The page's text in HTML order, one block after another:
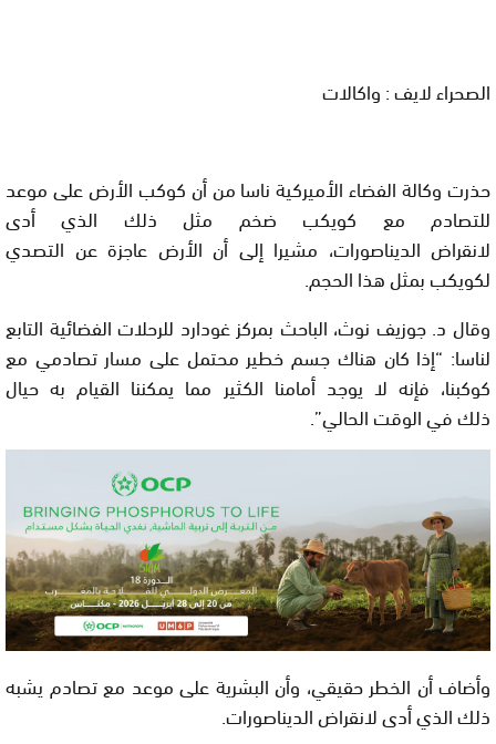
الصحراء لايف : واكالات
حذرت وكالة الفضاء الأميركية ناسا من أن كوكب الأرض على موعد
للتصادم مع كويكب ضخم مثل ذلك الذي أدى
لانقراض الديناصورات، مشيرا إلى أن الأرض عاجزة عن التصدي
لكويكب بمثل هذا الحجم.
وقال د. جوزيف نوث، الباحث بمركز غودارد للرحلات الفضائية التابع
لناسا: “إذا كان هناك جسم خطير محتمل على مسار تصادمي مع
كوكبنا، فإنه لا يوجد أمامنا الكثير مما يمكننا القيام به حيال
ذلك في الوقت الحالي”.
وأضاف أن الخطر حقيقي، وأن البشرية على موعد مع تصادم يشبه
ذلك الذي أدى لانقراض الديناصورات.